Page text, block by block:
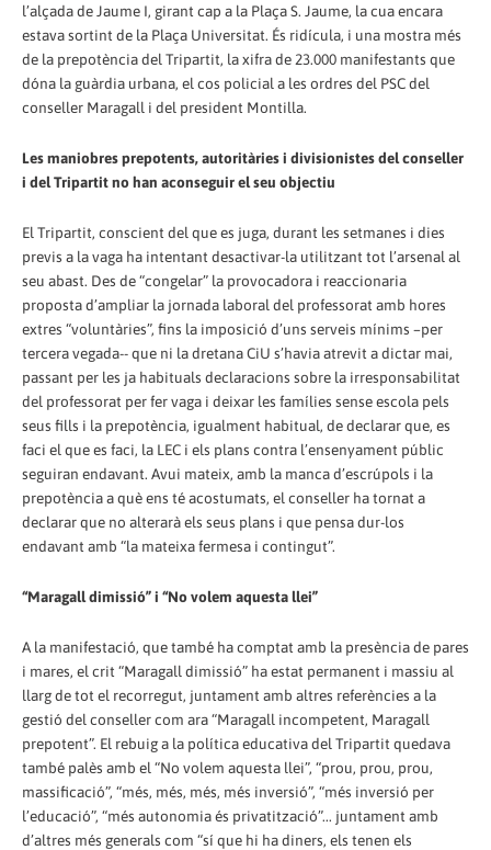
l’alçada de Jaume I, girant cap a la Plaça S. Jaume, la cua encara
estava sortint de la Plaça Universitat. És ridícula, i una mostra més
de la prepotència del Tripartit, la xifra de 23.000 manifestants que
dóna la guàrdia urbana, el cos policial a les ordres del PSC del
conseller Maragall i del president Montilla.
Les maniobres prepotents, autoritàries i divisionistes del conseller
i del Tripartit no han aconseguir el seu objectiu
El Tripartit, conscient del que es juga, durant les setmanes i dies
previs a la vaga ha intentant desactivar-la utilitzant tot l’arsenal al
seu abast. Des de “congelar” la provocadora i reaccionaria
proposta d’ampliar la jornada laboral del professorat amb hores
extres “voluntàries”, fins la imposició d’uns serveis mínims –per
tercera vegada-- que ni la dretana CiU s’havia atrevit a dictar mai,
passant per les ja habituals declaracions sobre la irresponsabilitat
del professorat per fer vaga i deixar les famílies sense escola pels
seus fills i la prepotència, igualment habitual, de declarar que, es
faci el que es faci, la LEC i els plans contra l’ensenyament públic
seguiran endavant. Avui mateix, amb la manca d’escrúpols i la
prepotència a què ens té acostumats, el conseller ha tornat a
declarar que no alterarà els seus plans i que pensa dur-los
endavant amb “la mateixa fermesa i contingut”.
“Maragall dimissió” i “No volem aquesta llei”
A la manifestació, que també ha comptat amb la presència de pares
i mares, el crit “Maragall dimissió” ha estat permanent i massiu al
llarg de tot el recorregut, juntament amb altres referències a la
gestió del conseller com ara “Maragall incompetent, Maragall
prepotent”. El rebuig a la política educativa del Tripartit quedava
també palès amb el “No volem aquesta llei”, “prou, prou, prou,
massificació”, “més, més, més, més inversió”, “més inversió per
l’educació”, “més autonomia és privatització”... juntament amb
d’altres més generals com “sí que hi ha diners, els tenen els